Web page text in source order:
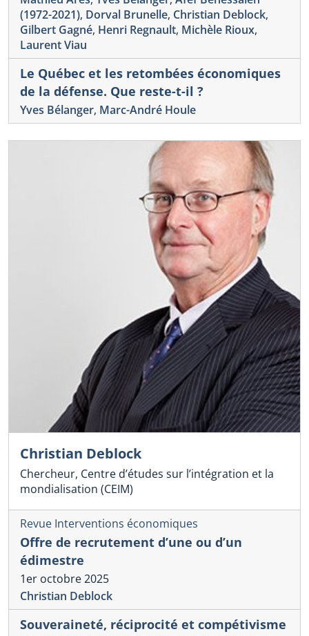
(1972-2021), Dorval Brunelle, Christian Deblock,
Gilbert Gagné, Henri Regnault, Michèle Rioux,
Laurent Viau
Le Québec et les retombées économiques
de la défense. Que reste-t-il ?
Yves Bélanger, Marc-André Houle
Christian Deblock
Chercheur, Centre d’études sur l’intégration et la
mondialisation (CEIM)
Revue Interventions économiques
Offre de recrutement d’une ou d’un
édimestre
1er octobre 2025
Christian Deblock
Souveraineté, réciprocité et compétivisme